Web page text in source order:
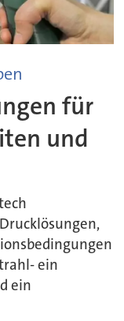
für
und
ein
ein